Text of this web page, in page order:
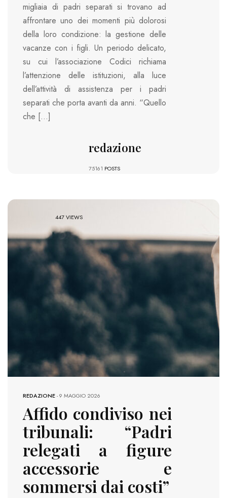
migliaia di padri separati si trovano ad
affrontare uno dei momenti più dolorosi
della loro condizione: la gestione delle
vacanze con i figli. Un periodo delicato,
su cui l’associazione Codici richiama
l’attenzione delle istituzioni, alla luce
dell’attività di assistenza per i padri
separati che porta avanti da anni. “Quello
che […]
redazione
75161 POSTS
447 VIEWS
REDAZIONE-9 MAGGIO 2026
Affido condiviso nei
tribunali: “Padri
relegati a figure
accessorie e
sommersi dai costi”